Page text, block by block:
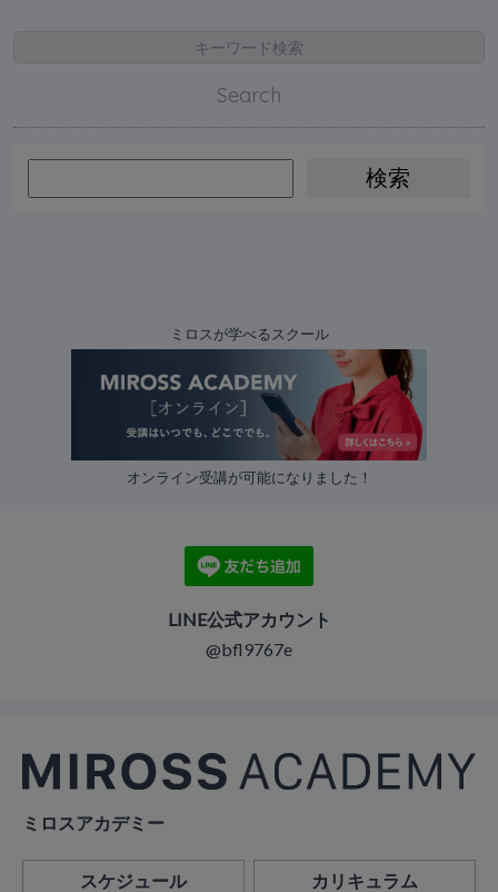
キーワード検索
Search
ミロスが学べるスクール
オンライン受講が可能になりました！
LINE公式アカウント
@bfl9767e
ミロスアカデミー
スケジュール カリキュラム